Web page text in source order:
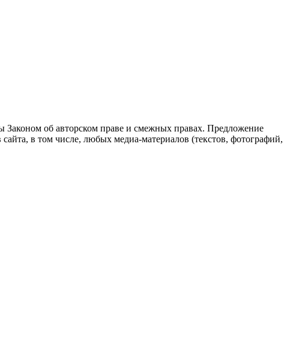
Законом об авторском праве и смежных правах. Предложение
в том числе, любых медиа-материалов (текстов, фотографий,